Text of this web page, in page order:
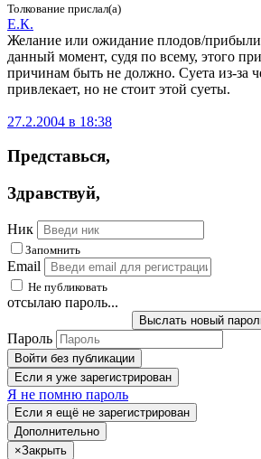
Толкование прислал(а)
Е.К.
Желание или ожидание плодов/
данный момент, судя по всему, этого
причинам быть не должно. Суета из-за
привлекает, но не стоит этой суеты.
27.2.2004 в 18:38
Представься,
Здравствуй,
Ник
Запомнить
Email
Не публиковать
отсылаю пароль...
Выслать новый
Пароль
Войти без публикации
Если я уже зарегистрирован
Я не помню пароль
Если я ещё не зарегистрирован
Дополнительно
×Закрыть